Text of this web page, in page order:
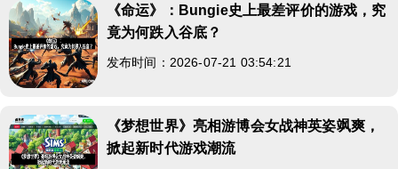
《命运》：Bungie史上最差评价的游戏，究
竟为何跌入谷底？
发布时间：2026-07-21 03:54:21
《梦想世界》亮相游博会女战神英姿飒爽，
掀起新时代游戏潮流